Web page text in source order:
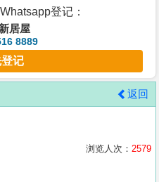
登记：
新居屋
8889
记
返回
浏览人次： 2579